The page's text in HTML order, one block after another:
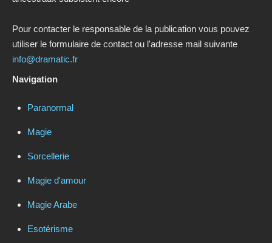
Pour contacter le responsable de la publication vous pouvez
utiliser le formulaire de contact ou l'adresse mail suivante
info@dramatic.fr
Navigation
Paranormal
Magie
Sorcellerie
Magie d'amour
Magie Arabe
Esotérisme